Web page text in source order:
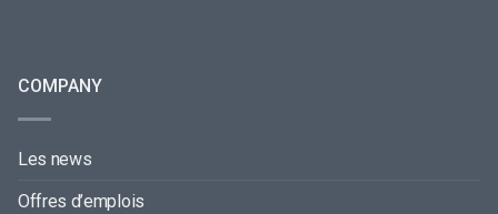
COMPANY
Les news
Offres d’emplois